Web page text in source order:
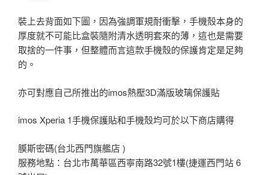
裝上去背面如下圖，因為強調軍規耐衝擊，手機殼本身的
厚度就不可能比盒裝隨附清水透明套來的薄，這也是需要
取捨的一件事，但整體而言這款手機殼的保護肯定是足夠
的。
亦可對應自己所推出的imos熱壓3D滿版玻璃保護貼
imos Xperia 1手機保護貼和手機殼均可於以下商店購得
膜斯密碼(台北西門旗艦店 )
服務地點：台北市萬華區西寧南路32號1樓(捷運西門站 6